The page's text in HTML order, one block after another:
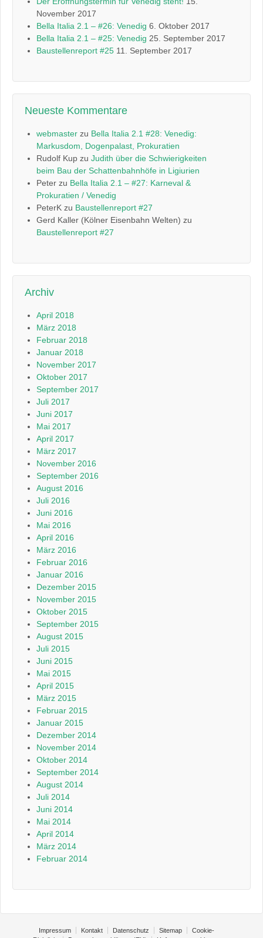
November 2017
Bella Italia 2.1 – #26: Venedig 6. Oktober 2017
Bella Italia 2.1 – #25: Venedig 25. September 2017
Baustellenreport #25 11. September 2017
Neueste Kommentare
webmaster zu Bella Italia 2.1 #28: Venedig:
Markusdom, Dogenpalast, Prokuratien
Rudolf Kup zu Judith über die Schwierigkeiten
beim Bau der Schattenbahnhöfe in Ligiurien
Peter zu Bella Italia 2.1 – #27: Karneval &
Prokuratien / Venedig
PeterK zu Baustellenreport #27
Gerd Kaller (Kölner Eisenbahn Welten) zu
Baustellenreport #27
Archiv
April 2018
März 2018
Februar 2018
Januar 2018
November 2017
Oktober 2017
September 2017
Juli 2017
Juni 2017
Mai 2017
April 2017
März 2017
November 2016
September 2016
August 2016
Juli 2016
Juni 2016
Mai 2016
April 2016
März 2016
Februar 2016
Januar 2016
Dezember 2015
November 2015
Oktober 2015
September 2015
August 2015
Juli 2015
Juni 2015
Mai 2015
April 2015
März 2015
Februar 2015
Januar 2015
Dezember 2014
November 2014
Oktober 2014
September 2014
August 2014
Juli 2014
Juni 2014
Mai 2014
April 2014
März 2014
Februar 2014
Impressum Kontakt Datenschutz Sitemap
Cookie-